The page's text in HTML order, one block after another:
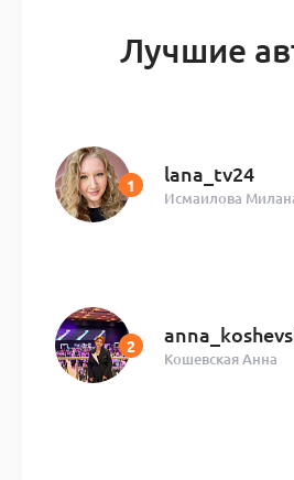
Лучшие
lana_tv24
Исмаилова
Кошевская Анна